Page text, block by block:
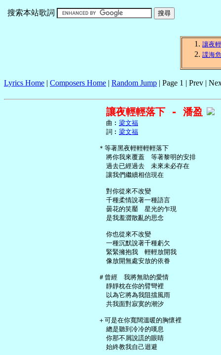
搜索本站歌詞
讓夜
諜海
Lyrics Home | Composers Home | Random Jump | Page 1 | Prev |
讓夜輕輕落下 - 潘盈
     曲︰
梁文福
     詞︰
梁文福
   ＊等著黑夜輕輕輕輕落下
     將你我來覆蓋　等著黎明的安排
     過去已經過去　未來未必存在
     讓我們繼續相信現在
     對你從來不改變
     千種柔情說著一種語言
     曇花的笑靨　星光的乍現
     是我羞澀散亂的思念
     你也從來不改變
     一種沉默說著千種虧欠
     緊緊擁抱我　輕輕放開我
     像放開無處安放的依眷
   ＃曾經　我將無助的愛情
     靜靜枕在你的臂彎裡
     以為它將為我阻擋風雨
     共我面對寂寞的潮汐
   ＋可是在你寬闊溫暖的胸懷裡
     總是聽到冷冷的嘆息
     你那不屑說謊的眼睛
     始終教我自己迴避